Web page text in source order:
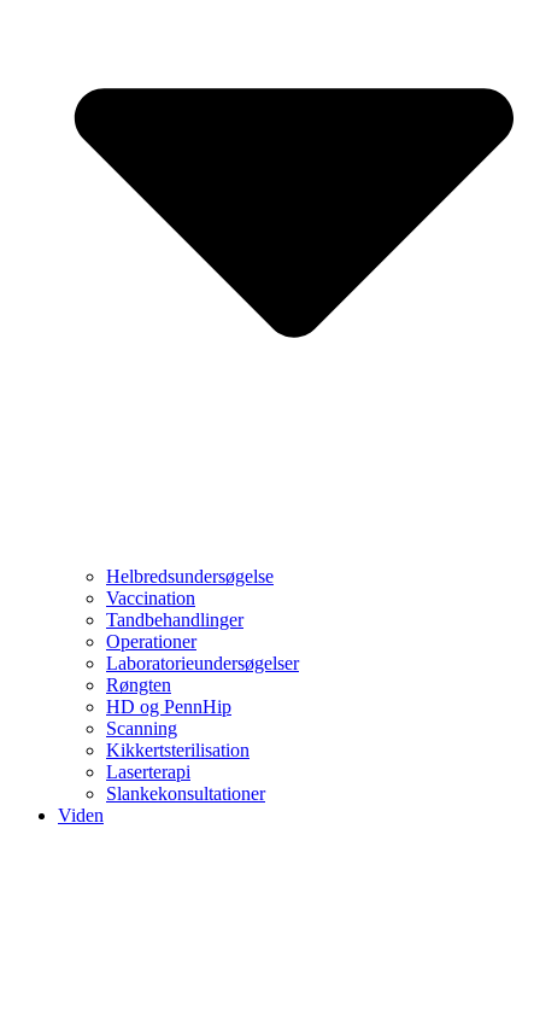
Helbredsundersøgelse
Vaccination
Tandbehandlinger
Operationer
Laboratorieundersøgelser
Røngten
HD og PennHip
Scanning
Kikkertsterilisation
Laserterapi
Slankekonsultationer
Viden